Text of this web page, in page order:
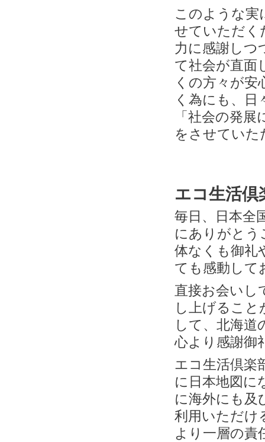
このような実
せていただく
力に感謝しつ
て社会が直面
くの方々が
く為にも、日
「社会の発
をさせていた
エコ生活倶
毎日、日本全
にありがとう
体なくも御礼
ても感動して
直接お会いし
し上げるこ
して、北海
心より感謝御
エコ生活倶楽
に日本地図に
に海外にも及
利用いただけ
より一層の責